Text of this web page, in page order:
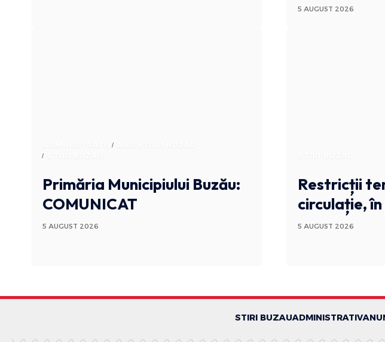
5 AUGUST 2026
ADMINISTRATIV
Primăria Municipiului Buzău:
COMUNICAT
5 AUGUST 2026
Restricții
circulație,
5 AUGUST 2026
STIRI BUZAUADMINISTRATIV